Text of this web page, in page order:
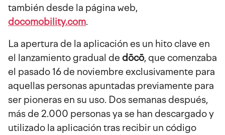
también desde la página web,
docomobility.com.
La apertura de la aplicación es un hito clave en
el lanzamiento gradual de dōcō, que comenzaba
el pasado 16 de noviembre exclusivamente para
aquellas personas apuntadas previamente para
ser pioneras en su uso. Dos semanas después,
más de 2.000 personas ya se han descargado y
utilizado la aplicación tras recibir un código